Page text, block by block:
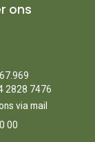
ons
2828 7476
via mail
00